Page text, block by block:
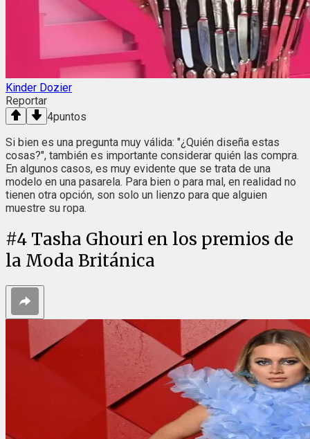
Kinder Dozier
Reportar
4puntos
Si bien es una pregunta muy válida: "¿Quién diseña estas
cosas?", también es importante considerar quién las compra.
En algunos casos, es muy evidente que se trata de una
modelo en una pasarela. Para bien o para mal, en realidad no
tienen otra opción, son solo un lienzo para que alguien
muestre su ropa.
#4 Tasha Ghouri en los premios de
la Moda Británica